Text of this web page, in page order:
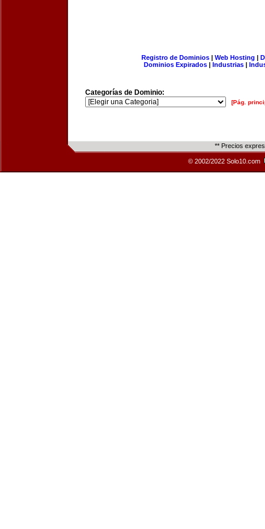
Registro de Dominios| Web Hosting |
Dominios Expirados | Industrias |
Categorías de Dominio:
[Pág.
** Precios
© 2002/2022 Solo10.com